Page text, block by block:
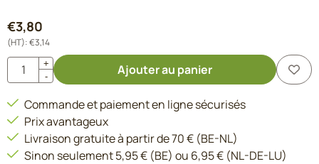
€3,80
(HT):€3,14
Quantité
+
-
Ajouter au panier
Commande et paiement en ligne sécurisés
Prix avantageux
Livraison gratuite à partir de 70 € (BE-NL)
Sinon seulement 5,95 € (BE) ou 6,95 € (NL-DE-LU)